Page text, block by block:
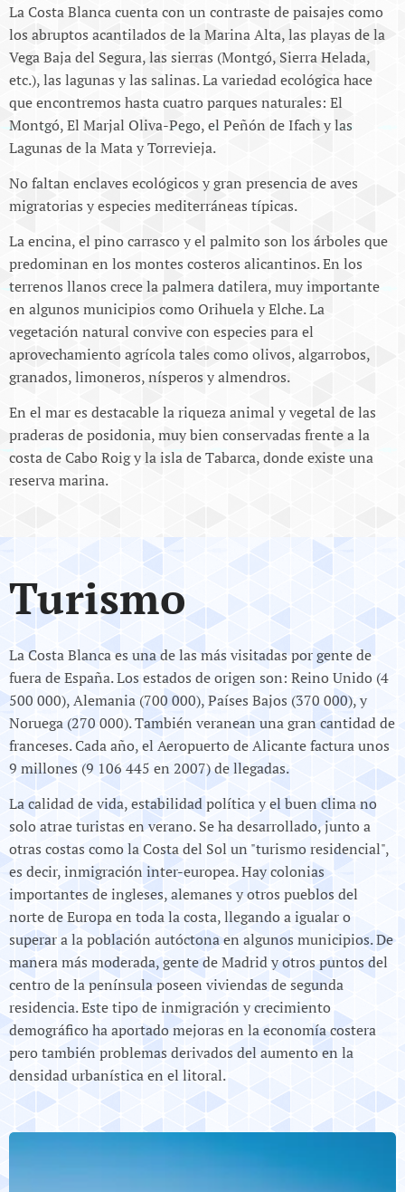
La Costa Blanca cuenta con un contraste de paisajes como
los abruptos acantilados de la Marina Alta, las playas de la
Vega Baja del Segura, las sierras (Montgó, Sierra Helada,
etc.), las lagunas y las salinas. La variedad ecológica hace
que encontremos hasta cuatro parques naturales: El
Montgó, El Marjal Oliva-Pego, el Peñón de Ifach y las
Lagunas de la Mata y Torrevieja.
No faltan enclaves ecológicos y gran presencia de aves
migratorias y especies mediterráneas típicas.
La encina, el pino carrasco y el palmito son los árboles que
predominan en los montes costeros alicantinos. En los
terrenos llanos crece la palmera datilera, muy importante
en algunos municipios como Orihuela y Elche. La
vegetación natural convive con especies para el
aprovechamiento agrícola tales como olivos, algarrobos,
granados, limoneros, nísperos y almendros.
En el mar es destacable la riqueza animal y vegetal de las
praderas de posidonia, muy bien conservadas frente a la
costa de Cabo Roig y la isla de Tabarca, donde existe una
reserva marina.
Turismo
La Costa Blanca es una de las más visitadas por gente de
fuera de España. Los estados de origen son: Reino Unido (4
500 000), Alemania (700 000), Países Bajos (370 000), y
Noruega (270 000). También veranean una gran cantidad de
franceses. Cada año, el Aeropuerto de Alicante factura unos
9 millones (9 106 445 en 2007) de llegadas.​
La calidad de vida, estabilidad política y el buen clima no
solo atrae turistas en verano. Se ha desarrollado, junto a
otras costas como la Costa del Sol un "turismo residencial",
es decir, inmigración inter-europea. Hay colonias
importantes de ingleses, alemanes y otros pueblos del
norte de Europa en toda la costa, llegando a igualar o
superar a la población autóctona en algunos municipios. De
manera más moderada, gente de Madrid y otros puntos del
centro de la península poseen viviendas de segunda
residencia. Este tipo de inmigración y crecimiento
demográfico ha aportado mejoras en la economía costera
pero también problemas derivados del aumento en la
densidad urbanística en el litoral.